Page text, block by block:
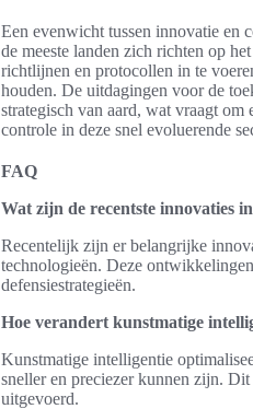
Een evenwicht tussen innovatie en
de meeste landen zich richten op
richtlijnen en protocollen in te
houden. De uitdagingen voor de
strategisch van aard, wat vraagt om
controle in deze snel evoluerende
FAQ
Wat zijn de recentste innovaties
Recentelijk zijn er belangrijke
technologieën. Deze
defensiestrategieën.
Hoe verandert kunstmatige
Kunstmatige intelligentie
sneller en preciezer kunnen zijn.
uitgevoerd.